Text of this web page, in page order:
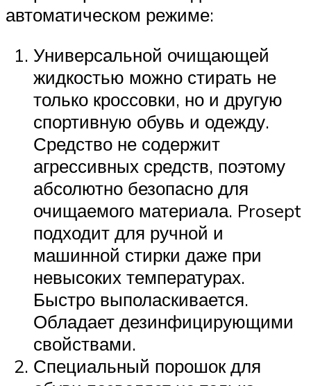
автоматическом режиме:
Универсальной очищающей
жидкостью можно стирать не
только кроссовки, но и другую
спортивную обувь и одежду.
Средство не содержит
агрессивных средств, поэтому
абсолютно безопасно для
очищаемого материала. Prosept
подходит для ручной и
машинной стирки даже при
невысоких температурах.
Быстро выполаскивается.
Обладает дезинфицирующими
свойствами.
Специальный порошок для